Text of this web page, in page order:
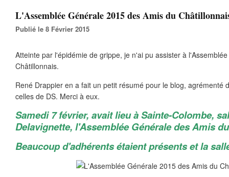
L'Assemblée Générale 2015 des Amis du
Publié le 8 Février 2015
Atteinte par l'épidémie de grippe, je n'ai pu assister à
Châtillonnais.
René Drappier en a fait un petit résumé pour le blog, agrémenté
celles de DS. Merci à eux.
Samedi 7 février, avait lieu à Sainte-Colombe,
Delavignette, l'Assemblée Générale des Amis
Beaucoup d'adhérents étaient présents et la